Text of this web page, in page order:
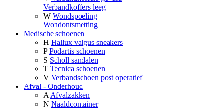
Verbandkoffers leeg
W Wondspoeling
Wondontsmetting
Medische schoenen
H Hallux valgus sneakers
P Podartis schoenen
S Scholl sandalen
T Tecnica schoenen
V Verbandschoen post operatief
Afval - Onderhoud
A Afvalzakken
N Naaldcontainer